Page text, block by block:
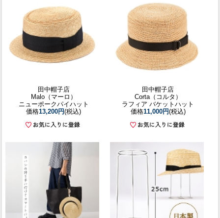
田中帽子店
Malo（マーロ）
ニューポークパイハット
価格13,200円(税込)
田中帽子店
Corta（コルタ）
ラフィア バケットハット
価格11,000円(税込)